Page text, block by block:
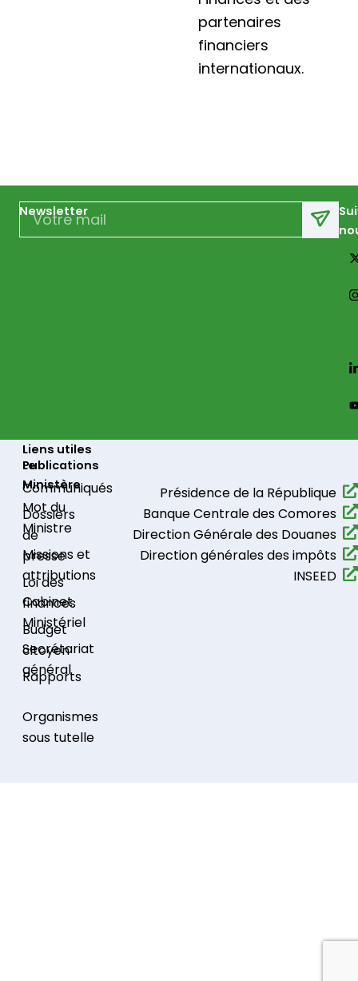
partenaires
financiers
internationaux.
Newsletter
Email
Le
Ministère
Mot du
Ministre
Missions et
attributions
Cabinet
Ministériel
Secrétariat
général
Organismes
sous tutelle
Publications
Communiqués​
Dossiers
de
presse
Loi des
finances
Budget
citoyen
Rapports
Liens utiles
Présidence de la République​
Banque Centrale des Comores
Direction Générale des Douanes
Direction générales des impôts
INSEED